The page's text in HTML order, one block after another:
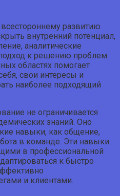
развитию
внутренний потенциал,
аналитические
к решению проблем.
областях помогает
свои интересы и
наиболее подходящий
не ограничивается
знаний. Оно
навыки, как общение,
в команде. Эти навыки
в профессиональной
к быстро
и клиентами.